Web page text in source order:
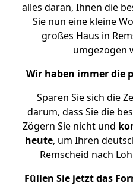
alles daran, Ihnen die
Sie nun eine kleine
großes Haus in
umgezogen
Wir haben immer die
Sparen Sie sich die
darum, dass Sie die
Zögern Sie nicht und
heute, um Ihren
Remscheid nach
Füllen Sie jetzt das